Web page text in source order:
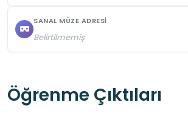
SANAL MÜZE ADRESI
Belirtilmemiş
Öğrenme Çıktıları